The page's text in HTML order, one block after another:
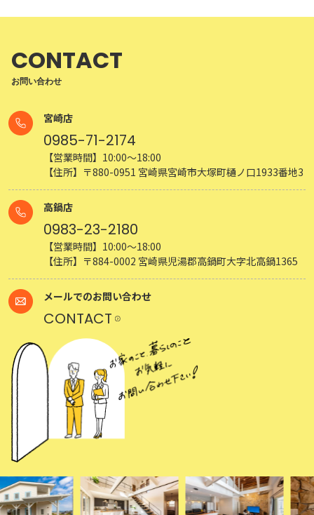
CONTACT
お問い合わせ
宮崎店
0985-71-2174
【営業時間】10:00～18:00
【住所】〒880-0951 宮崎県宮崎市大塚町樋ノ口1933番地3
高鍋店
0983-23-2180
【営業時間】10:00～18:00
【住所】〒884-0002 宮崎県児湯郡高鍋町大字北高鍋1365
メールでのお問い合わせ
CONTACT